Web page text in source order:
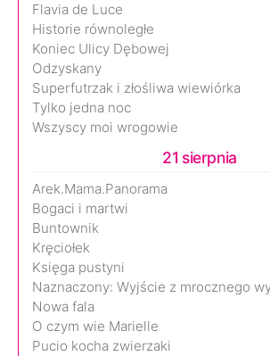
Flavia de Luce
Historie równoległe
Koniec Ulicy Dębowej
Odzyskany
Superfutrzak i złośliwa wiewiórka
Tylko jedna noc
Wszyscy moi wrogowie
21 sierpnia
Arek.Mama.Panorama
Bogaci i martwi
Buntownik
Kręciołek
Księga pustyni
Naznaczony: Wyjście z mrocznego
Nowa fala
O czym wie Marielle
Pucio kocha zwierzaki